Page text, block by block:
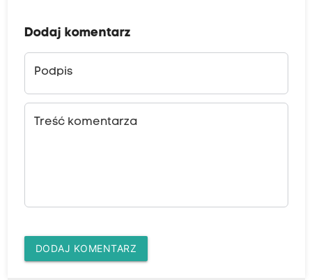
Dodaj komentarz
Podpis
Treść komentarza
DODAJ KOMENTARZ